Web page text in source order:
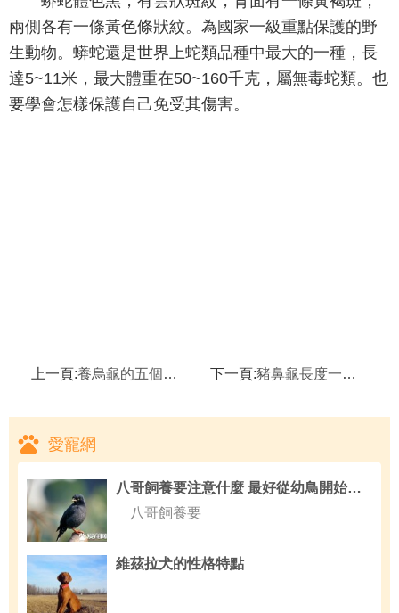
兩側各有一條黃色條狀紋。為國家一級重點保護的野
生動物。蟒蛇還是世界上蛇類品種中最大的一種，長
達5~11米，最大體重在50~160千克，屬無毒蛇類。也
要學會怎樣保護自己免受其傷害。
上一頁:養烏龜的五個好處,養烏龜的好處 下一頁:豬鼻龜長度一般可達46到51厘米,豬鼻龜
愛寵網
八哥飼養要注意什麼 最好從幼鳥開始飼養
八哥飼養要
維茲拉犬的性格特點